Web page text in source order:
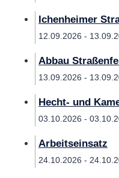
Ichenheimer
12.09.2026 -
Abbau
13.09.2026 -
Hecht- und
03.10.2026 -
Arbeitseinsatz
24.10.2026 -